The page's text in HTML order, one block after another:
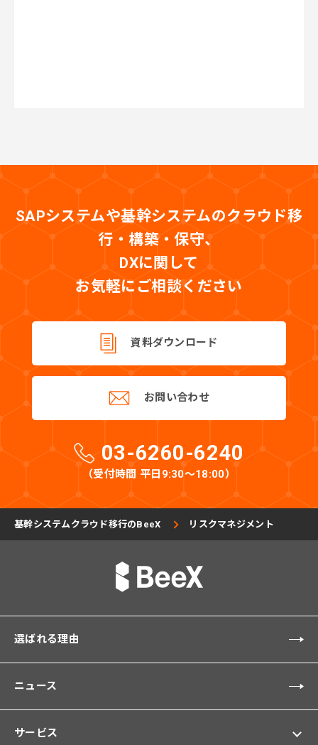
SAPシステムや基幹システムのクラウド移
行・構築・保守、
DXに関して
お気軽にご相談ください
資料ダウンロード
お問い合わせ
03-6260-6240
（受付時間 平日9:30〜18:00）
基幹システムクラウド移行のBeeX リスクマネジメント
選ばれる理由
ニュース
サービス